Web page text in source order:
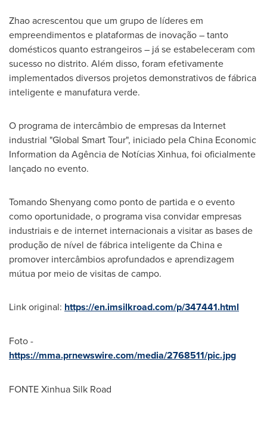
Zhao acrescentou que um grupo de líderes em
empreendimentos e plataformas de inovação – tanto
domésticos quanto estrangeiros – já se estabeleceram com
sucesso no distrito. Além disso, foram efetivamente
implementados diversos projetos demonstrativos de fábrica
inteligente e manufatura verde.
O programa de intercâmbio de empresas da Internet
industrial "Global Smart Tour", iniciado pela China Economic
Information da Agência de Notícias Xinhua, foi oficialmente
lançado no evento.
Tomando Shenyang como ponto de partida e o evento
como oportunidade, o programa visa convidar empresas
industriais e de internet internacionais a visitar as bases de
produção de nível de fábrica inteligente daChinae
promover intercâmbios aprofundados e aprendizagem
mútua por meio de visitas de campo.
Link original: https://en.imsilkroad.com/p/347441.html
Foto -
https://mma.prnewswire.com/media/2768511/pic.jpg
FONTE Xinhua Silk Road